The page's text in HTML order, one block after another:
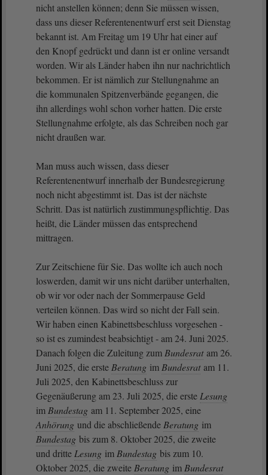
nicht anstellen können; denn Sie müssen wissen,
dass uns dieser Referentenentwurf erst seit Dienstag
bekannt ist. Am Freitag um 19 Uhr hat einer auf
den Knopf gedrückt und dann ist er online versandt
worden. Wir als Länder haben ihn nur nachrichtlich
bekommen. Er ist nämlich zur Stellungnahme an
die kommunalen Spitzenverbände gegangen, die
ihn allerdings wohl schon vorher hatten. Die erste
Stellungnahme erfolgte, als das Schreiben noch gar
nicht draußen war.
Man muss auch wissen, dass dieser
Referentenentwurf innerhalb der Bundesregierung
noch nicht abgestimmt ist. Das ist der nächste
Schritt. Das ist natürlich zustimmungspflichtig. Das
heißt, die Länder müssen das entsprechend
mittragen.
Zur Zeitschiene für Sie. Das wollte ich auch noch
loswerden, damit wir uns nicht darüber unterhalten,
ob wir vor oder nach der Sommerpause Geld
verteilen können. Das wird so nicht der Fall sein.
Wir haben einen Kabinettsbeschluss vorgesehen -
so ist es zumindest beabsichtigt - am 24. Juni 2025.
Danach folgen die Zuleitung zum Bundesrat am 26.
Juni 2025, die erste Beratung im Bundesrat am 11.
Juli 2025, den Kabinettsbeschluss zur
Gegenäußerung am 23. Juli 2025, die erste Lesung
im Bundestag am 11. September 2025, eine
Anhörung und die abschließende Beratung im
Bundestag bis zum 8. Oktober 2025, die zweite
und dritte Lesung im Bundestag bis zum 10.
Oktober 2025, die zweite Beratung im Bundesrat